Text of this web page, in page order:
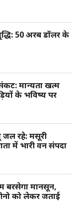
50 अरब डॉलर के
मान्यता खत्म
के भविष्य पर
रहे: मसूरी
में भारी वन संपदा
बरसेगा मानसून,
को लेकर जताई